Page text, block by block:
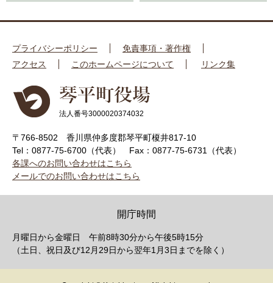
プライバシーポリシー
免責事項・著作権
アクセス
このホームページについて リンク集
法人番号3000020374032
〒766-8502 香川県仲多度郡琴平町榎井817-10
Tel：0877-75-6700（代表）
Fax：0877-75-6731（代表）
各課へのお問い合わせはこちら
メールでのお問い合わせはこちら
開庁時間
月曜日から金曜日 午前8時30分から午後5時15分
（土日、祝日及び12月29日から翌年1月3日までを除く）